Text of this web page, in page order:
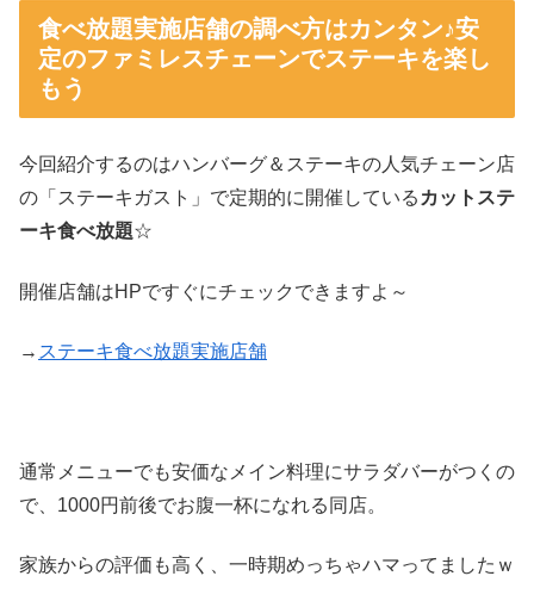
食べ放題実施店舗の調べ方はカンタン♪安
定のファミレスチェーンでステーキを楽し
もう
今回紹介するのはハンバーグ＆ステーキの人気チェーン店
の「ステーキガスト」で定期的に開催している カットステ
ーキ食べ放題☆
開催店舗はHPですぐにチェックできますよ～
→ ステーキ食べ放題実施店舗
通常メニューでも安価なメイン料理にサラダバーがつくの
で、1000円前後でお腹一杯になれる同店。
家族からの評価も高く、一時期めっちゃハマってましたｗ